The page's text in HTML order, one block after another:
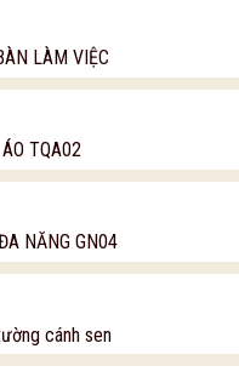
LÀM VIỆC
TQA02
NĂNG GN04
cánh sen